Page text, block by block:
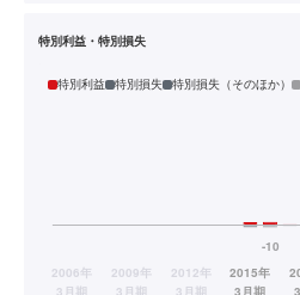
特別利益・特別損失
特別利益 特別損失 特別損失（そのほか）